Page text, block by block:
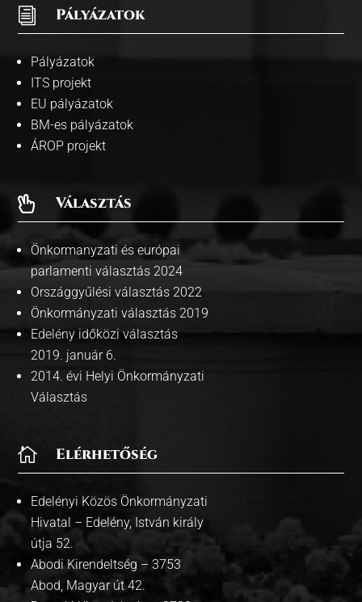
i Pályázatok
Pályázatok
ITS projekt
EU pályázatok
BM-es pályázatok
ÁROP projekt
 Választás
Önkormanyzati és európai
parlamenti választás 2024
Országgyűlési választás 2022
Önkormányzati választás 2019
Edelény időközi választás
2019. január 6.
2014. évi Helyi Önkormányzati
Választás
 Elérhetőség
Edelényi Közös Önkormányzati
Hivatal – Edelény, István király
útja 52.
Abodi Kirendeltség – 3753
Abod, Magyar út 42.